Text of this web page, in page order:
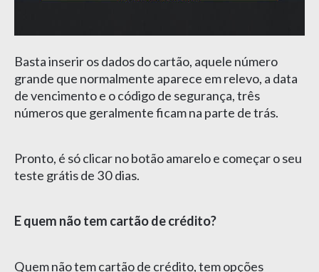
Basta inserir os dados do cartão, aquele número
grande que normalmente aparece em relevo, a data
de vencimento e o código de segurança, três
números que geralmente ficam na parte de trás.
Pronto, é só clicar no botão amarelo e começar o seu
teste grátis de 30 dias.
E quem não tem cartão de crédito?
Quem não tem cartão de crédito, tem opções